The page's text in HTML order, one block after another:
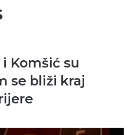
Komšić su
se bliži kraj